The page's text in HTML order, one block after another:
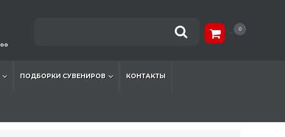
00
0
ПОДБОРКИ СУВЕНИРОВ КОНТАКТЫ